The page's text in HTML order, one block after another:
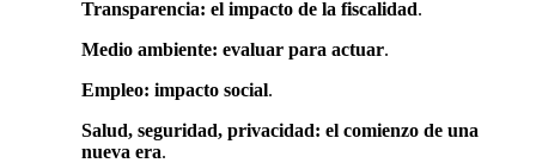
Transparencia: el impacto de la fiscalidad.
Medio ambiente: evaluar para actuar.
Empleo: impacto social.
Salud, seguridad, privacidad: el comienzo de una
nueva era.